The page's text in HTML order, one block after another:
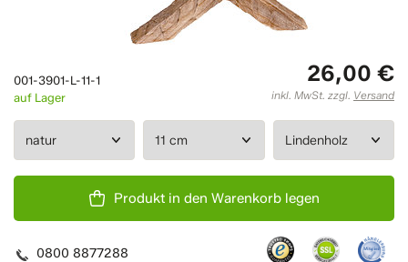
26,00 €
inkl. MwSt. zzgl. Versand
001-3901-L-11-1
auf Lager
Produkt in den Warenkorb legen
0800 8877288